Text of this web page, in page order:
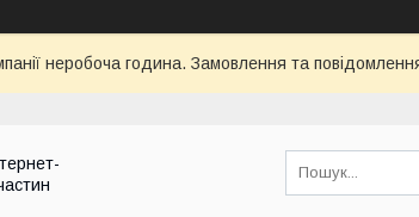
неробоча година. Замовлення та